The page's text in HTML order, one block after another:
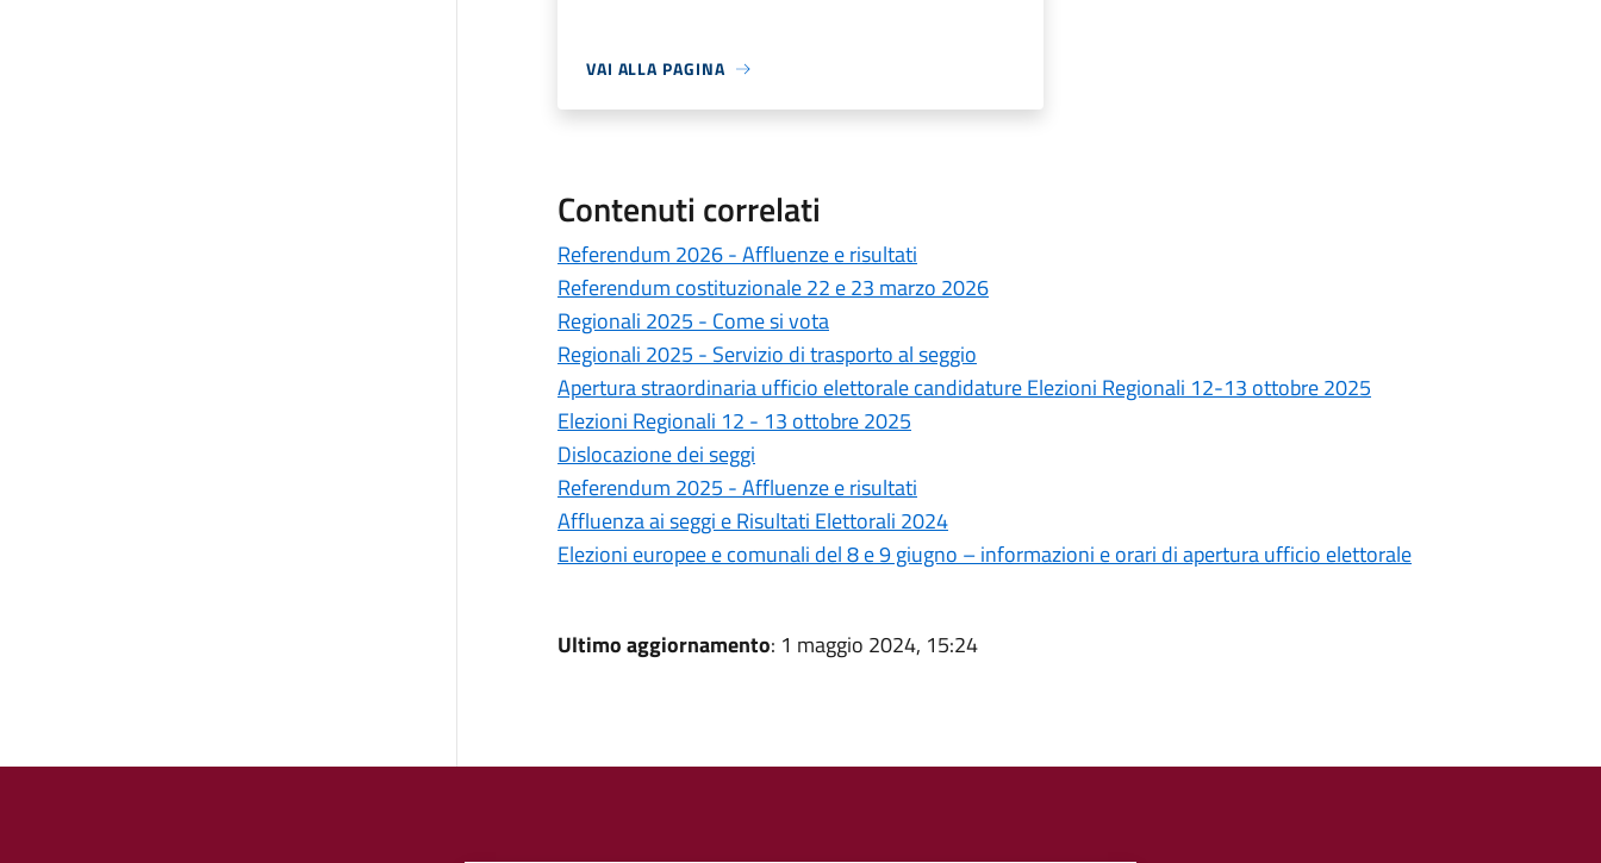
VAI ALLA PAGINA
Contenuti correlati
Referendum 2026 - Affluenze e risultati
Referendum costituzionale 22 e 23 marzo 2026
Regionali 2025 - Come si vota
Regionali 2025 - Servizio di trasporto al seggio
Apertura straordinaria ufficio elettorale candidature Elezioni Regionali 12-13 ottobre 2025
Elezioni Regionali 12 - 13 ottobre 2025
Dislocazione dei seggi
Referendum 2025 - Affluenze e risultati
Affluenza ai seggi e Risultati Elettorali 2024
Elezioni europee e comunali del 8 e 9 giugno – informazioni e orari di apertura ufficio elettorale
Ultimo aggiornamento: 1 maggio 2024, 15:24